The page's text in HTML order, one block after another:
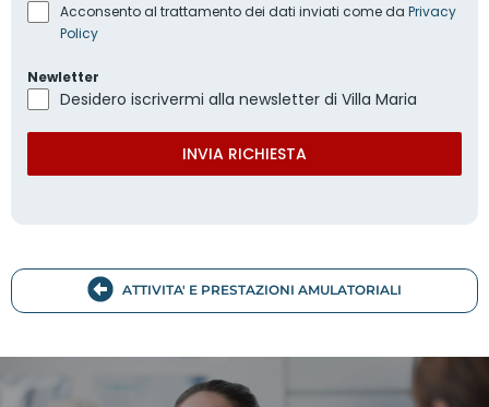
Acconsento al trattamento dei dati inviati come da Privacy
Policy
Newletter
Desidero iscrivermi alla newsletter di Villa Maria
INVIA RICHIESTA
ATTIVITA' E PRESTAZIONI AMULATORIALI